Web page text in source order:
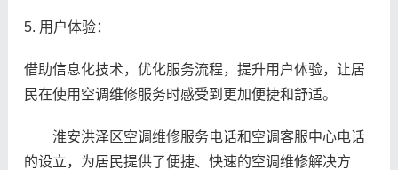
5. 用户体验：
借助信息化技术，优化服务流程，提升用户体验，让居
民在使用空调维修服务时感受到更加便捷和舒适。
淮安洪泽区空调维修服务电话和空调客服中心电话
的设立，为居民提供了便捷、快速的空调维修解决方